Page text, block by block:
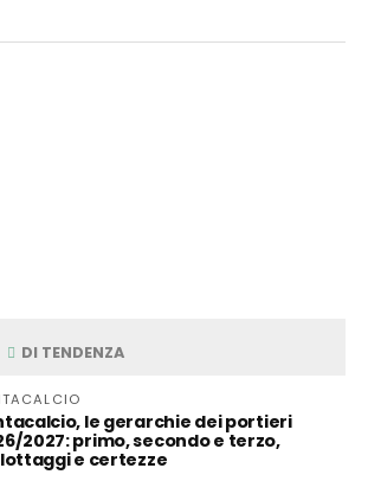
DI TENDENZA
le gerarchie dei portieri
2027: primo, secondo e terzo,
e certezze